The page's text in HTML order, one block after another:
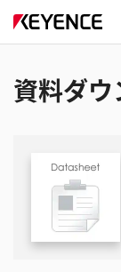
資料ダウ